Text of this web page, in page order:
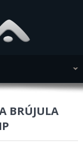
BRÚJULA